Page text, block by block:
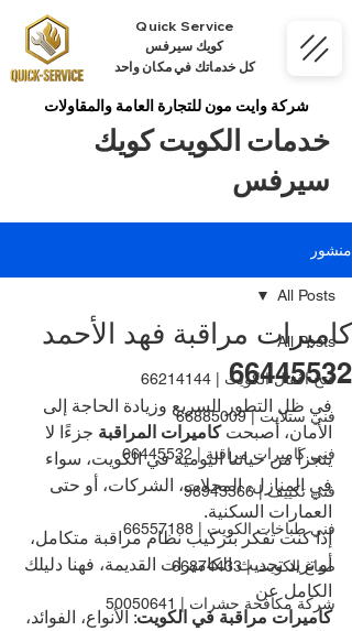
Quick Service
كويك سيرفس
كل خدماتك في مكان واحد
شركة وايت مون للتجارة العامة والمقاولات
خدمات الكويت كويك
سيرفس
منشور
All Posts
فتح اقفال الكويت | 66214144
فني ستلايت | 66885009
فني كاميرات مراقبة | 66445532
فني تكييف | 98943366
فني طباخات الكويت | 66557188
صباغ الكويت | 66874433
شركة مكافحة حشرات | 50050641
All Posts
كاميرات مراقبة فهد الأحمد
66445532
في ظل التطور السريع وزيادة الحاجة إلى
الأمان، أصبحت كاميرات المراقبة جزءًا لا
يتجزأ من حياتنا اليومية في الكويت، سواء
في المنازل، المحلات، الشركات، أو حتى
العمارات السكنية.
إذا كنت تفكر بتركيب نظام مراقبة متكامل،
أو تريد تحديث الكاميرات القديمة، فهنا دليلك
الكامل عن
كاميرات مراقبة في الكويت: الأنواع، الفوائد،